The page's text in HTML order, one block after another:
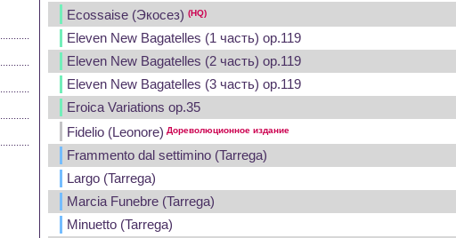
Ecossaise (Экосез) (HQ)
Eleven New Bagatelles (1 часть) op.119
Eleven New Bagatelles (2 часть) op.119
Eleven New Bagatelles (3 часть) op.119
Eroica Variations op.35
Fidelio (Leonore) Дореволюционное издание
Frammento dal settimino (Tarrega)
Largo (Tarrega)
Marcia Funebre (Tarrega)
Minuetto (Tarrega)